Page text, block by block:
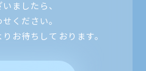
ましたら、
ください。
お待ちしております。